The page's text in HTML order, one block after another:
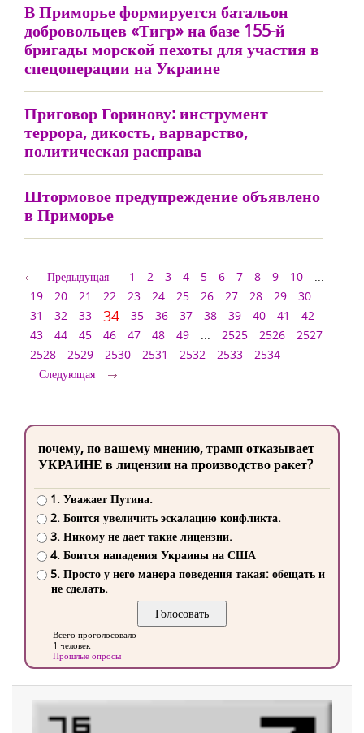
В Приморье формируется батальон
добровольцев «Тигр» на базе 155-й
бригады морской пехоты для участия в
спецоперации на Украине
Приговор Горинову: инструмент
террора, дикость, варварство,
политическая расправа
Штормовое предупреждение объявлено
в Приморье
Предыдущая 1 2 3 4 5 6 7 8 9 10
...
19
20 21 22 23 24 25 26 27 28 29
30
31
32 33 34 35 36 37 38 39 40 41
42
43
44 45 46 47 48 49 ... 2525 2526
2527
2528
2529 2530 2531 2532 2533
2534
Следующая
почему, по вашему мнению, трамп отказывает
УКРАИНЕ в лицензии на производство ракет?
1. Уважает Путина.
2. Боится увеличить эскалацию конфликта.
3. Никому не дает такие лицензии.
4. Боится нападения Украины на США
5. Просто у него манера поведения такая: обещать и
не сделать.
Всего проголосовало
1 человек
Прошлые опросы